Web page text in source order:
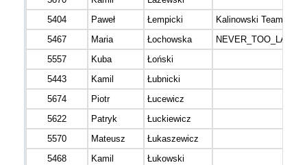
5404
Paweł Łempicki Kalinowski Team
5467
Maria Łochowska
NEVER_TOO_LATE
5557
Kuba
Łoński
5443
Kamil
Łubnicki
5674
Piotr
Łucewicz
5622
Patryk
Łuckiewicz
5570
Mateusz
Łukaszewicz
5468
Kamil
Łukowski